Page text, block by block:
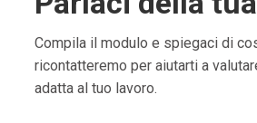
Compila il modulo e spiegaci di
ricontatteremo per aiutarti a
adatta al tuo lavoro.